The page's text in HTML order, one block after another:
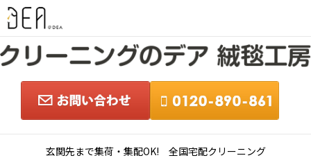
玄関先まで集荷・集配OK! 全国宅配クリーニング